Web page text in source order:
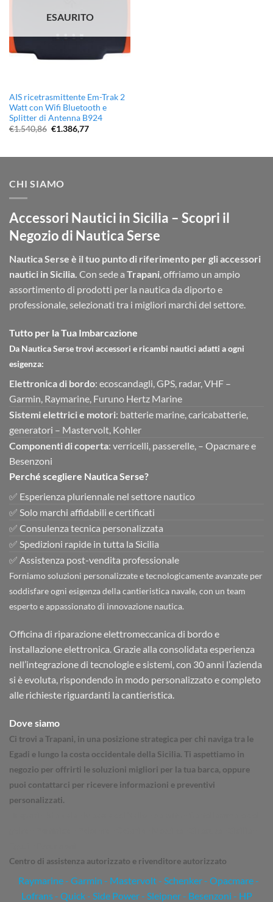
ESAURITO
AIS ricetrasmittente Em-Trak 2
Watt con Wifi Bluetooth e
Splitter di Antenna B924
€1.540,86 Il
€1.540,86.
€1.386,77Il
€1.386,77.
CHI SIAMO
Accessori Nautici in Sicilia – Scopri il
Negozio di Nautica Serse
Nautica Serse è il tuo punto di riferimento per gli accessori
nautici in Sicilia. Con sede a Trapani, offriamo un ampio
assortimento di prodotti per la nautica da diporto e
professionale, selezionati tra i migliori marchi del settore.
Tutto per la Tua Imbarcazione
Da Nautica Serse trovi accessori e ricambi nautici adatti a ogni
esigenza:
Elettronica di bordo: ecoscandagli, GPS, radar, VHF –
Garmin, Raymarine, Furuno Hertz Marine
Sistemi elettrici e motori: batterie marine, caricabatterie,
generatori – Mastervolt, Kohler
Componenti di coperta: verricelli, passerelle, – Opacmare e
Besenzoni
Perché scegliere Nautica Serse?
✅ Esperienza pluriennale nel settore nautico
✅ Solo marchi affidabili e certificati
✅ Consulenza tecnica personalizzata
✅ Spedizioni rapide in tutta la Sicilia
✅ Assistenza post-vendita professionale
Forniamo soluzioni personalizzate e tecnologicamente avanzate per
soddisfare ogni esigenza della cantieristica navale, con un team
esperto e appassionato di innovazione nautica.
Officina di riparazione elettromeccanica di bordo e
installazione elettronica. Grazie alla consolidata esperienza
nell’integrazione di tecnologie e sistemi, con 30 anni l’azienda
si è evoluta, rispondendo in modo personalizzato e completo
alle richieste riguardanti la cantieristica.
Dove siamo
Ci trovi a Trapani, in una posizione strategica per chi naviga tra le
Egadi e lungo la costa occidentale della Sicilia. Ti aspettiamo in
negozio per offrirti le soluzioni migliori per la tua barca, oppure
puoi contattarci per ricevere informazioni e preventivi
personalizzati.
Centro di assistenza autorizzato e rivenditore autorizzato
Raymarine- Garmin - Mastervolt - Schenker - Opacmare -
Lofrans - Quick - Side Power - Sleipner - Besenzoni - HP